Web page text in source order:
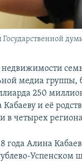
Государственной
медиа группы,
250
и её
в четырех
года Алина
Успенском